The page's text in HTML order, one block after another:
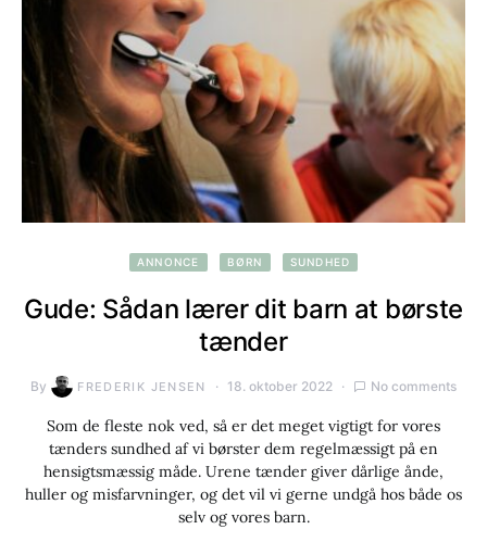
ANNONCE BØRN SUNDHED
Gude: Sådan lærer dit barn at børste
tænder
By FREDERIK JENSEN 18. oktober 2022 No comments
Som de fleste nok ved, så er det meget vigtigt for vores
tænders sundhed af vi børster dem regelmæssigt på en
hensigtsmæssig måde. Urene tænder giver dårlige ånde,
huller og misfarvninger, og det vil vi gerne undgå hos både os
selv og vores barn.